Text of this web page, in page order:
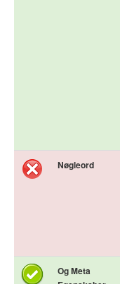
Nøgleord
Og Meta